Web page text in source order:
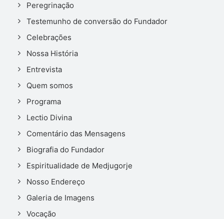
Peregrinação
Testemunho de conversão do Fundador
Celebrações
Nossa História
Entrevista
Quem somos
Programa
Lectio Divina
Comentário das Mensagens
Biografia do Fundador
Espiritualidade de Medjugorje
Nosso Endereço
Galeria de Imagens
Vocação